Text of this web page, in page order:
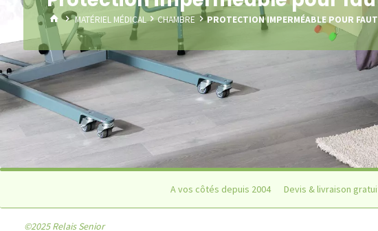
HOMEMATÉRIEL MÉDICAL CHAMBRE PROTECTION IMPERMÉABLE POUR
A vos côtés depuis 2004 Devis & livraison
©2025 Relais Senior